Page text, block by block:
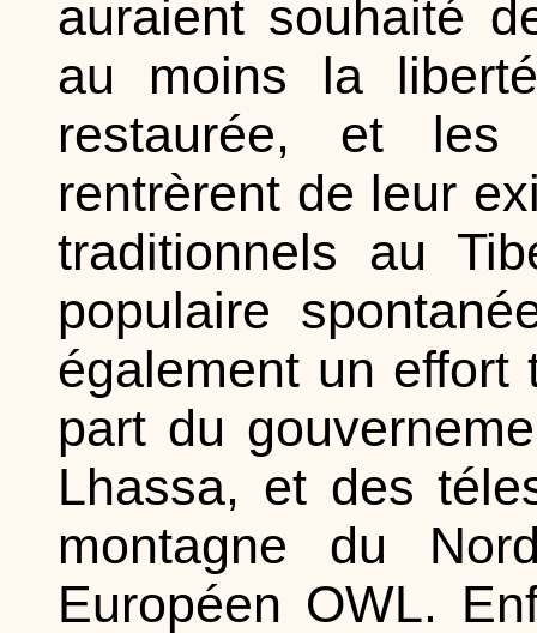
auraient souhaité
au moins la
restaurée, et les
rentrèrent de leur
traditionnels au
populaire
également un
part du
Lhassa, et des
montagne du
Européen OWL.